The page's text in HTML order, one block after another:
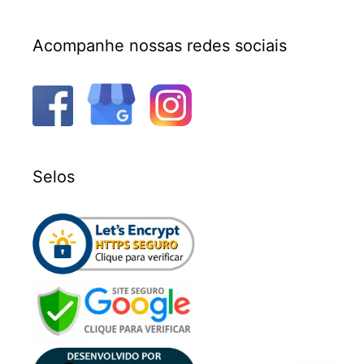
Acompanhe nossas redes sociais
Selos